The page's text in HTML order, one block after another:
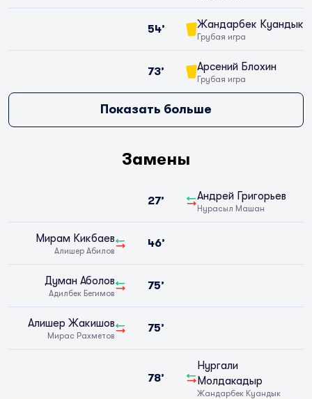
54’ Жандарбек Куандык
Грубая игра
73’ Арсений Блохин
Грубая игра
Показать больше
Замены
27’ Андрей Григорьев
Нурасыл Машан
Мирам Кикбаев
Алишер Абилов
46’
Думан Аболов
Адилбек Бегимов
75’
Алишер Жакишов
Мирас Рахметов
75’
78’
Нургали
Молдакадыр
Жандарбек Куандык